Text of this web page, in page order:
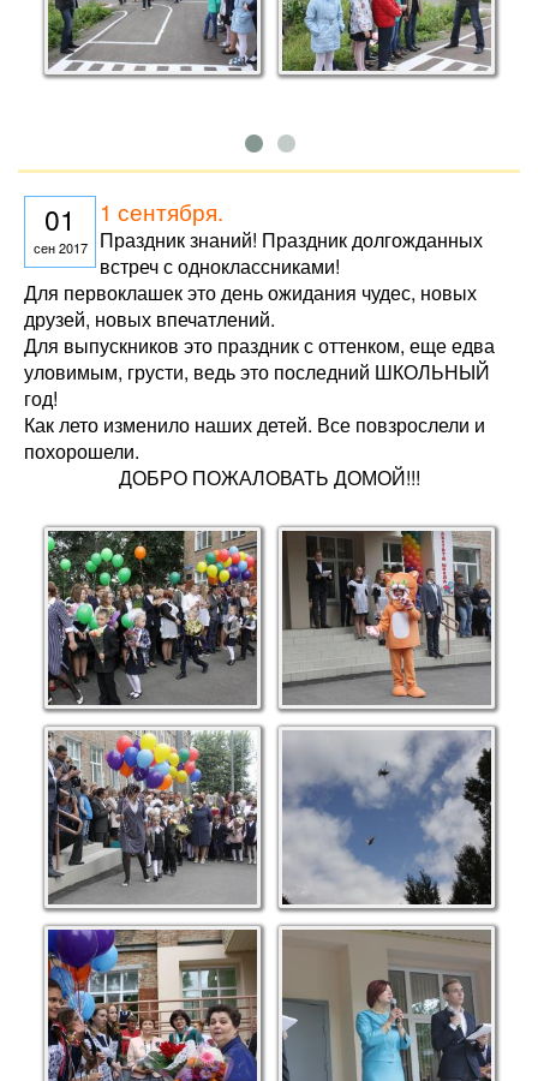
01
сен 2017
1 сентября.
Праздник знаний! Праздник долгожданных
встреч с одноклассниками!
Для первоклашек это день ожидания чудес, новых
друзей, новых впечатлений.
Для выпускников это праздник с оттенком, еще едва
уловимым, грусти, ведь это последний ШКОЛЬНЫЙ
год!
Как лето изменило наших детей. Все повзрослели и
похорошели.
ДОБРО ПОЖАЛОВАТЬ ДОМОЙ!!!